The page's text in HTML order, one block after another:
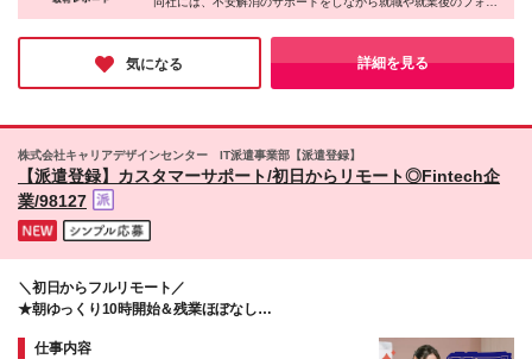
ーを担当するコーディネーターがいるそう。
派遣先には言いにくいような要望から、小さな不安までしっかり
と聞いてくれるスタッフがいると、安心しますよね♪
気になる 詳細を見る
株式会社キャリアデザインセンター IT派遣事業部【派遣登録】
【派遣登録】カスタマーサポート/初日からリモート◎Fintech企
業/98127
＼初日からフルリモート／
★朝ゆっくり10時開始＆残業ほぼなし
仕事内容